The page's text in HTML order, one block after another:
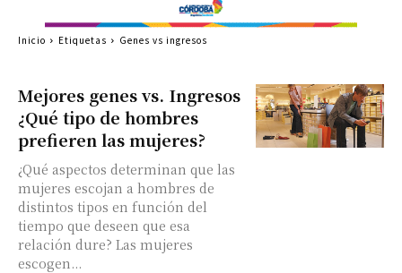
Mejores genes vs. Ingresos
¿Qué tipo de hombres
prefieren las mujeres?
¿Qué aspectos determinan que las
mujeres escojan a hombres de
distintos tipos en función del
tiempo que deseen que esa
relación dure? Las mujeres
escogen...
Inicio Etiquetas Genes vs ingresos